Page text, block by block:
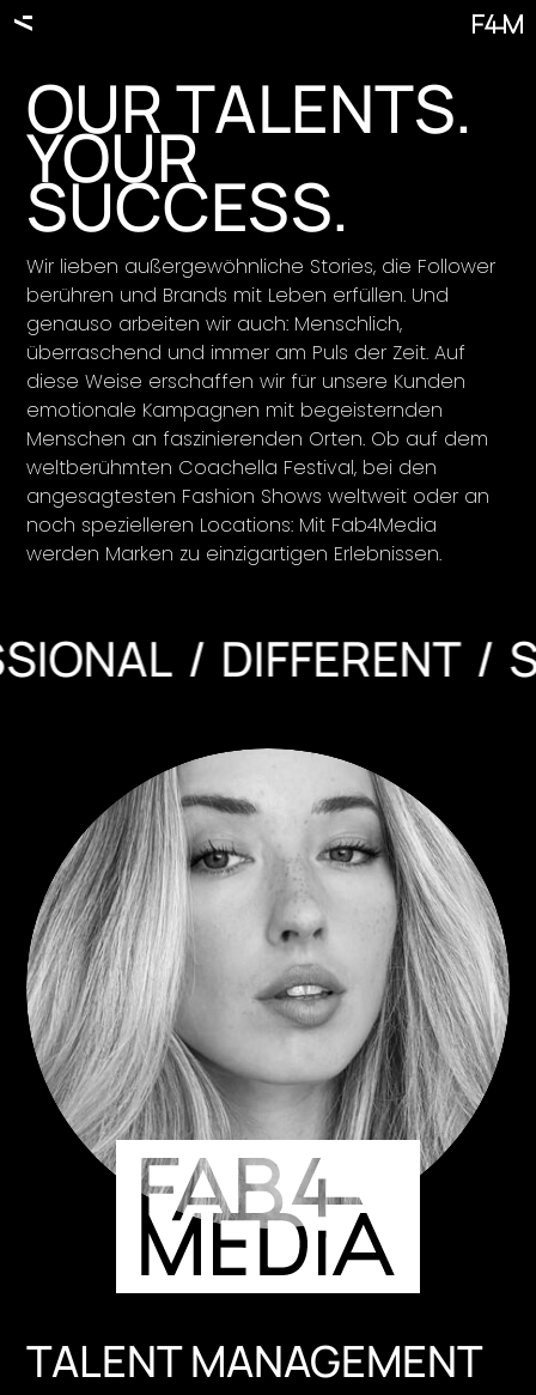
OUR TALENTS.
YOUR
SUCCESS.
Wir lieben außergewöhnliche Stories, die Follower
berühren und Brands mit Leben erfüllen. Und
genauso arbeiten wir auch: Menschlich,
überraschend und immer am Puls der Zeit. Auf
diese Weise erschaffen wir für unsere Kunden
emotionale Kampagnen mit begeisternden
Menschen an faszinierenden Orten. Ob auf dem
weltberühmten Coachella Festival, bei den
angesagtesten Fashion Shows weltweit oder an
noch spezielleren Locations: Mit Fab4Media
werden Marken zu einzigartigen Erlebnissen.
DIFFERENT
TALENT MANAGEMENT